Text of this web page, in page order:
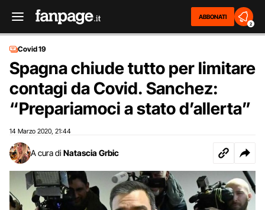
ABBONATI
2
Covid 19
Spagna chiude tutto per limitare
contagi da Covid. Sanchez:
“Prepariamoci a stato d’allerta”
14 Marzo 2020 21:44
A cura di Natascia Grbic